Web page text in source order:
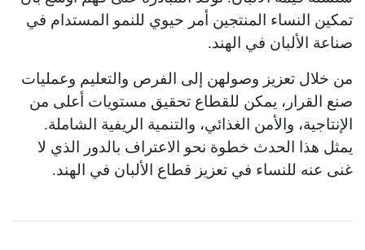
تمكين النساء المنتجين أمر حيوي للنمو المستدام في
صناعة الألبان في الهند.
من خلال تعزيز وصولهن إلى الفرص والتعليم وعمليات
صنع القرار، يمكن للقطاع تحقيق مستويات أعلى من
الإنتاجية، والأمن الغذائي، والتنمية الريفية الشاملة.
يمثل هذا الحدث خطوة نحو الاعتراف بالدور الذي لا
غنى عنه للنساء في تعزيز قطاع الألبان في الهند.